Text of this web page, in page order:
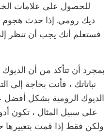
للحصول على علامات
ديك رومي. إذا حدث هجوم
فستعلم أنك يجب أن تنظر
بمجرد أن تتأكد من أن الديوك
نباتاتك ، فأنت بحاجة إلى
الديوك الرومية بشكل أفضل
على سبيل المثال ، تكون
ولكن فقط إذا قمت